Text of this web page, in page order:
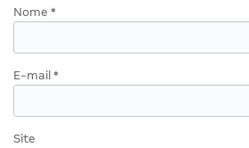
Nome *
E-mail *
Site